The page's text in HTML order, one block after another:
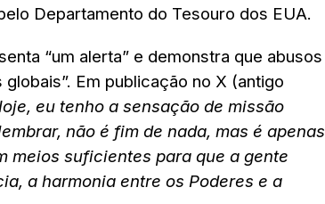
Departamento do Tesouro dos EUA.
“um alerta” e demonstra que abusos
Em publicação no X (antigo
eu tenho a sensação de missão
não é fim de nada, mas é apenas
meios suficientes para que a gente
a harmonia entre os Poderes e a